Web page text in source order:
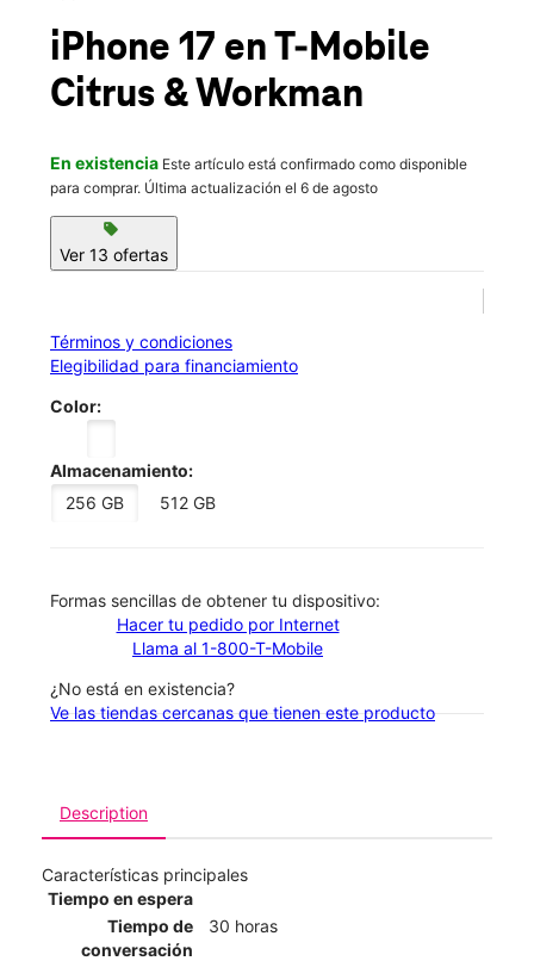
location_on
235 N Citrus Street Ste B West Covina, CA 91791
iPhone 17 en T-Mobile
Citrus & Workman
En existencia Este artículo está confirmado como disponible
para comprar. Última actualización el 6 de agosto
sell
Ver 13 ofertas
Términos y condiciones
Elegibilidad para financiamiento
Color:
Almacenamiento:
256 GB
512 GB
​​​​​​​Formas sencillas de obtener tu dispositivo:
Hacer tu pedido por Internet
Llama al 1-800-T-Mobile
¿No está en existencia?
Ve las tiendas cercanas que tienen este producto
Description
Características principales
Tiempo en espera
Tiempo de
conversación
30 horas